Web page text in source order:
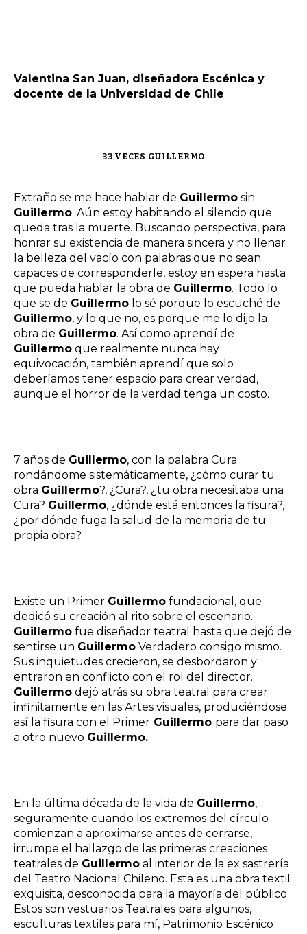
Valentina San Juan, diseñadora Escénica y
docente de la Universidad de Chile
33 VECES GUILLERMO
Extraño se me hace hablar de Guillermo sin
Guillermo. Aún estoy habitando el silencio que
queda tras la muerte. Buscando perspectiva, para
honrar su existencia de manera sincera y no llenar
la belleza del vacío con palabras que no sean
capaces de corresponderle, estoy en espera hasta
que pueda hablar la obra de Guillermo. Todo lo
que se de Guillermo lo sé porque lo escuché de
Guillermo, y lo que no, es porque me lo dijo la
obra de Guillermo. Así como aprendí de
Guillermo que realmente nunca hay
equivocación, también aprendí que solo
deberíamos tener espacio para crear verdad,
aunque el horror de la verdad tenga un costo.
7 años de Guillermo, con la palabra Cura
rondándome sistemáticamente, ¿cómo curar tu
obra Guillermo?, ¿Cura?, ¿tu obra necesitaba una
Cura? Guillermo, ¿dónde está entonces la fisura?,
¿por dónde fuga la salud de la memoria de tu
propia obra?
Existe un Primer Guillermo fundacional, que
dedicó su creación al rito sobre el escenario.
Guillermo fue diseñador teatral hasta que dejó de
sentirse un Guillermo Verdadero consigo mismo.
Sus inquietudes crecieron, se desbordaron y
entraron en conflicto con el rol del director.
Guillermo dejó atrás su obra teatral para crear
infinitamente en las Artes visuales, produciéndose
así la fisura con el Primer Guillermo para dar paso
a otro nuevo Guillermo.
En la última década de la vida de Guillermo,
seguramente cuando los extremos del círculo
comienzan a aproximarse antes de cerrarse,
irrumpe el hallazgo de las primeras creaciones
teatrales de Guillermo al interior de la ex sastrería
del Teatro Nacional Chileno. Esta es una obra textil
exquisita, desconocida para la mayoría del público.
Estos son vestuarios Teatrales para algunos,
esculturas textiles para mí, Patrimonio Escénico